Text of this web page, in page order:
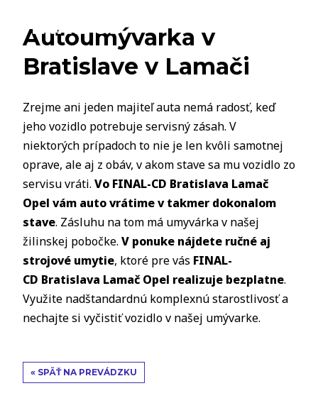
Autoumývarka v
Bratislave v Lamači
Zrejme ani jeden majiteľ auta nemá radosť, keď
jeho vozidlo potrebuje servisný zásah. V
niektorých prípadoch to nie je len kvôli samotnej
oprave, ale aj z obáv, v akom stave sa mu vozidlo zo
servisu vráti. Vo FINAL-CD Bratislava Lamač
Opel vám auto vrátime v takmer dokonalom
stave. Zásluhu na tom má umyvárka v našej
žilinskej pobočke. V ponuke nájdete ručné aj
strojové umytie, ktoré pre vás FINAL-
CD Bratislava Lamač Opel realizuje bezplatne.
Využite nadštandardnú komplexnú starostlivosť a
nechajte si vyčistiť vozidlo v našej umývarke.
« SPÄŤ NA PREVÁDZKU